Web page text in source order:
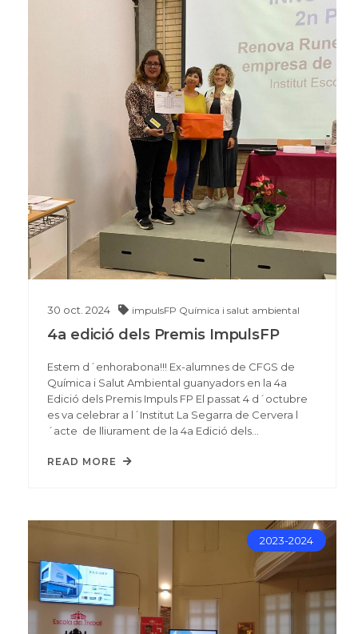
30 oct. 2024 impulsFP Química i salut ambiental
4a edició dels Premis ImpulsFP
Estem d´enhorabona!!! Ex-alumnes de CFGS de
Química i Salut Ambiental guanyadors en la 4a
Edició dels Premis Impuls FP El passat 4 d´octubre
es va celebrar a l´Institut La Segarra de Cervera l
´acte de lliurament de la 4a Edició dels…
READ MORE
2023-2024